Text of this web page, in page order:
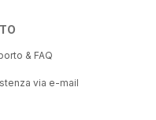
& FAQ
via e-mail